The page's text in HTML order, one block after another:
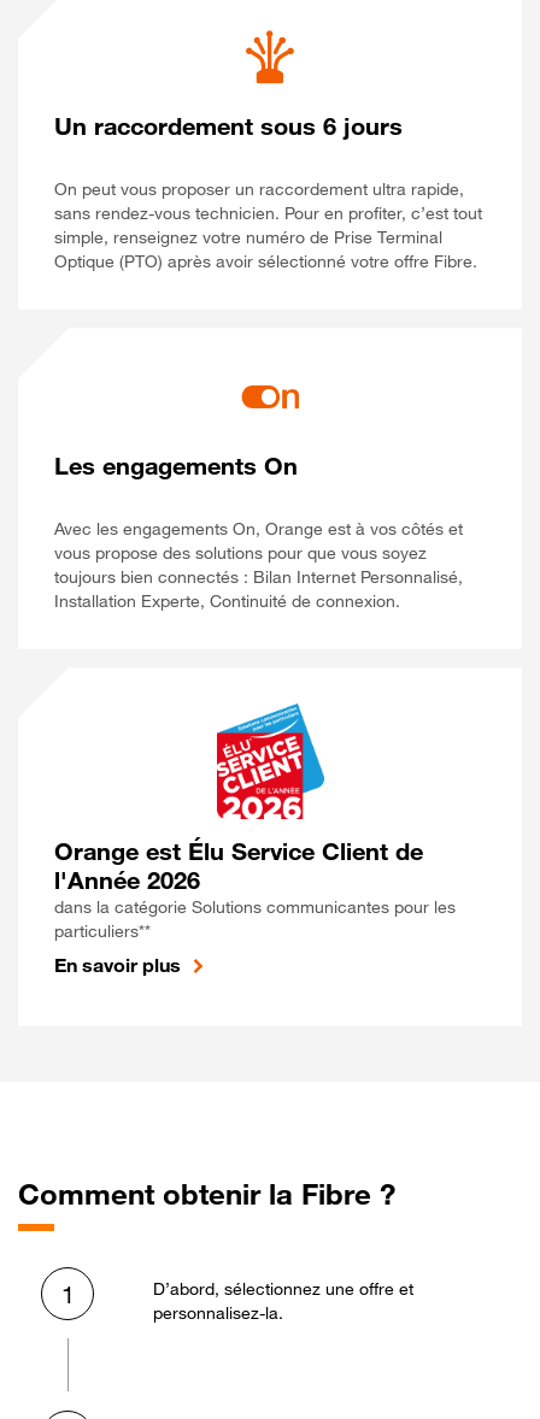
Un raccordement sous 6 jours
On peut vous proposer un raccordement ultra rapide,
sans rendez-vous technicien. Pour en profiter, c’est tout
simple, renseignez votre numéro de Prise Terminal
Optique (PTO) après avoir sélectionné votre offre Fibre.
Les engagements On
Avec les engagements On, Orange est à vos côtés et
vous propose des solutions pour que vous soyez
toujours bien connectés : Bilan Internet Personnalisé,
Installation Experte, Continuité de connexion.
Orange est Élu Service Client de
l'Année 2026
dans la catégorie Solutions communicantes pour les
particuliers**
En savoir plus
Comment obtenir la Fibre ?
1
D’abord, sélectionnez une offre et
personnalisez-la.